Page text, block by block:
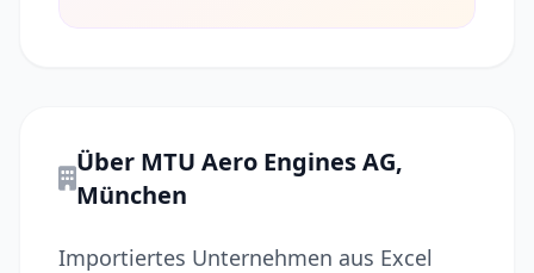
Über MTU Aero Engines AG,
München
Importiertes Unternehmen aus Excel